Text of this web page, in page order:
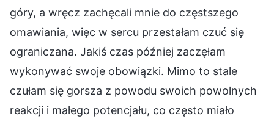
góry, a wręcz zachęcali mnie do częstszego
omawiania, więc w sercu przestałam czuć się
ograniczana. Jakiś czas później zaczęłam
wykonywać swoje obowiązki. Mimo to stale
czułam się gorsza z powodu swoich powolnych
reakcji i małego potencjału, co często miało